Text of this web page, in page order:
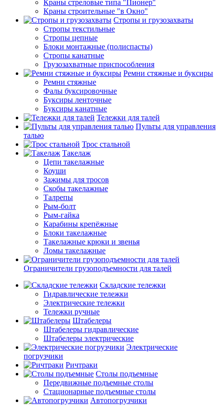
Краны стреловые типа "Пионер"
Краны строительные "в Окно"
Стропы и грузозахваты
Стропы текстильные
Стропы цепные
Блоки монтажные (полиспасты)
Стропы канатные
Грузозахватные приспособления
Ремни стяжные и буксиры
Ремни стяжные
Фалы буксировочные
Буксиры ленточные
Буксиры канатные
Тележки для талей
Пульты для управления
талью
Трос стальной
Такелаж
Цепи такелажные
Коуши
Зажимы для тросов
Скобы такелажные
Талрепы
Рым-болт
Рым-гайка
Карабины крепёжные
Блоки такелажные
Такелажные крюки и звенья
Ломы такелажные
Ограничители грузоподъемности для талей
Складские тележки
Гидравлические тележки
Электрические тележки
Тележки ручные
Штабелеры
Штабелеры гидравлические
Штабелеры электрические
Электрические
погрузчики
Ричтраки
Столы подъемные
Передвижные подъемные столы
Стационарные подъемные столы
Автопогрузчики